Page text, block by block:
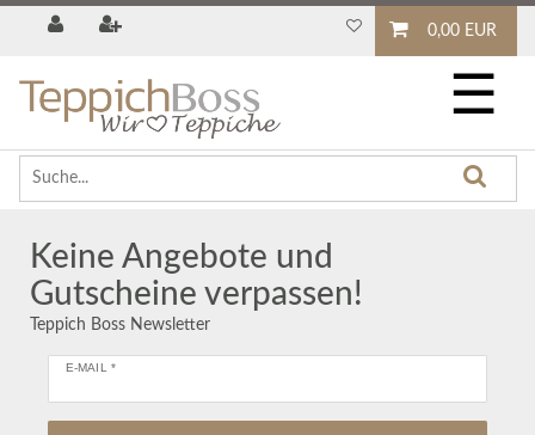
0,00 EUR
☰
Keine Angebote und
Gutscheine verpassen!
Teppich Boss Newsletter
E-MAIL *